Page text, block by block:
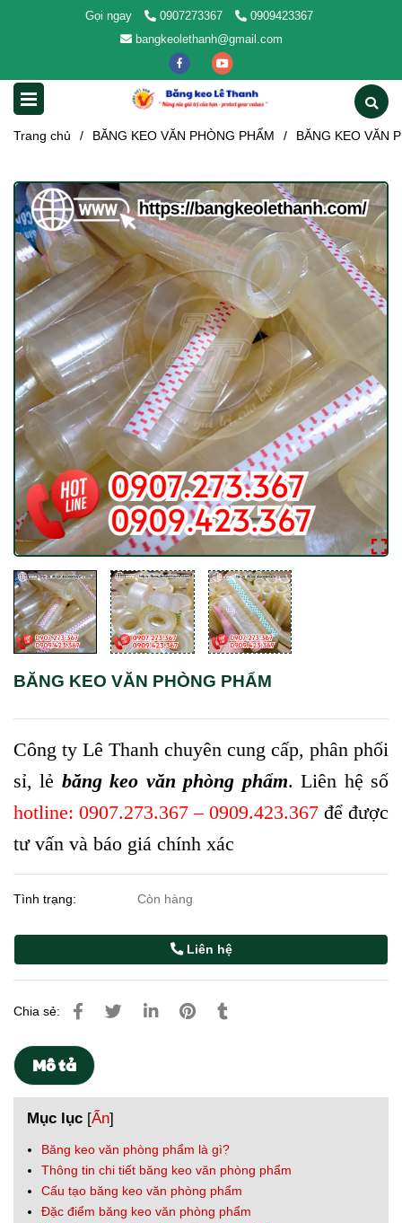
Gọi ngay 0907273367
0909423367
bangkeolethanh@gmail.com
Trang chủ / BĂNG KEO VĂN PHÒNG PHẨM / BĂNG KEO VĂN
BĂNG KEO VĂN PHÒNG PHẨM
Công ty Lê Thanh chuyên cung cấp, phân phối
sỉ, lẻ băng keo văn phòng phẩm. Liên hệ số
hotline: 0907.273.367 – 0909.423.367 để được
tư vấn và báo giá chính xác
Tình trạng: Còn hàng
Liên hệ
Chia sẻ:
Mô tả
Mục lục [Ẩn]
Băng keo văn phòng phẩm là gì?
Thông tin chi tiết băng keo văn phòng phẩm
Cấu tạo băng keo văn phòng phẩm
Đặc điểm băng keo văn phòng phẩm